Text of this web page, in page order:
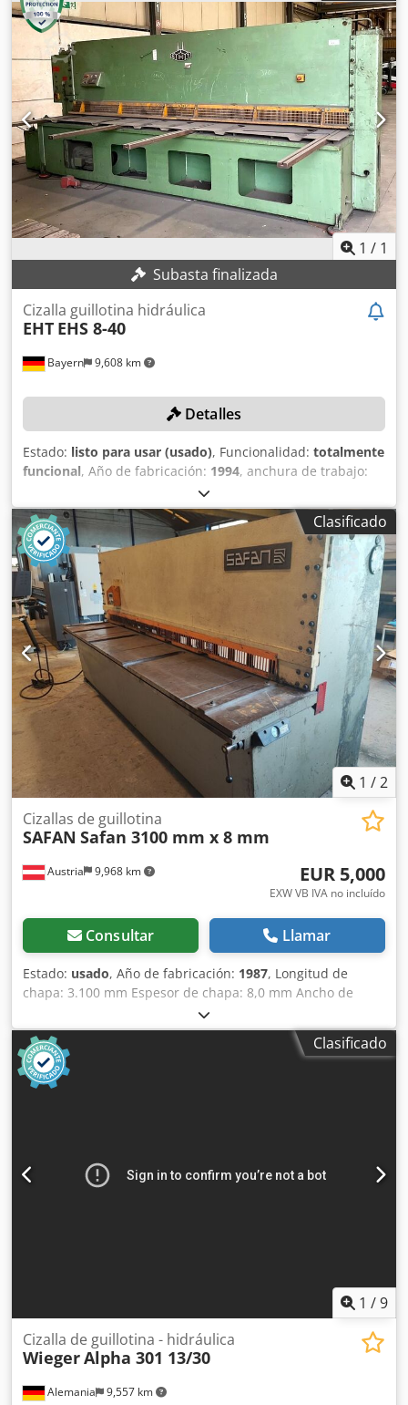
1 / 1
Subasta finalizada
Bayern 9,608 km
Cizalla guillotina hidráulica
EHT EHS 8-40
Detalles
Estado: listo para usar (usado), Funcionalidad: totalmente
funcional, Año de fabricación: 1994, anchura de trabajo:
, espesor de chapa (máx.):
TÉCNICOS Ancho de chapa: 4.050 mm Espesor de chapa: 8
mm Dodpfx Ajzapq Doi Rokr Control: convencionalClasificado
1 /2
Austria 9,968 km
Cizallas de guillotina
SAFAN Safan 3100 mm x 8 mm
EUR 5,000
EXW VB IVA no incluído
Consultar Llamar
Estado: usado, Año de fabricación: 1987, Longitud de
chapa: 3.100 mm Espesor de chapa: 8,0 mm Ancho de
corte: 3.100 mm Potencia total requerida: 11 kW Peso
aprox.: 7.500 kg Dimensiones (LxAnxAl): 4.180 x 2.150 x
2.000 mm Dodpeyy Tqcofx Ai Rjkr Datos técnicos: Espesor
de chapa: 8 mm Longitud de corte: 3.100 mm Tope trasero:
motorizado, 1.000 mm Ajuste de separación de corte 11 kW
Clasificado
1 /9
Alemania 9,557 km
Cizalla de guillotina - hidráulica
WiegerAlpha 301 13/30